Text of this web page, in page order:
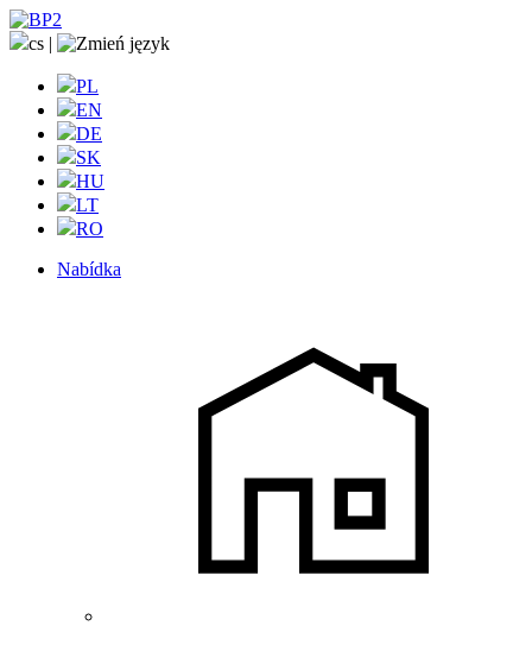
cs |
PL
EN
DE
SK
HU
LT
RO
Nabídka